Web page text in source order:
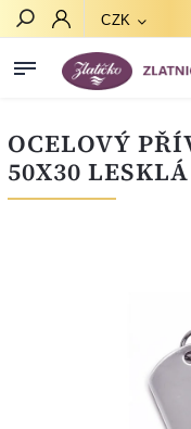
CZK
OCELOVÝ
50X30